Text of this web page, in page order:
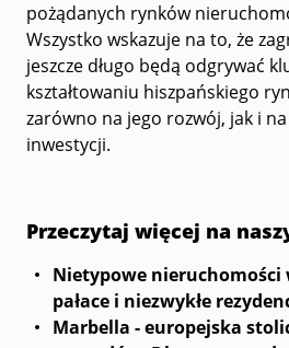
pożądanych rynków
Wszystko wskazuje na to, że
jeszcze długo będą odgrywać
kształtowaniu hiszpańskiego
zarówno na jego rozwój, jak i
inwestycji.
Przeczytaj więcej na
Nietypowe nieruchomości
pałace i niezwykłe
Marbella - europejska